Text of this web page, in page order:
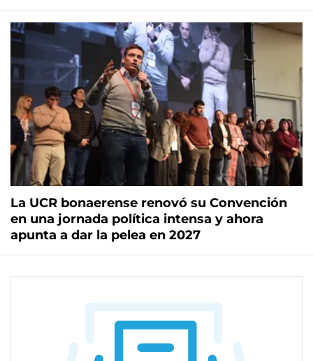
La UCR bonaerense renovó su Convención
en una jornada política intensa y ahora
apunta a dar la pelea en 2027